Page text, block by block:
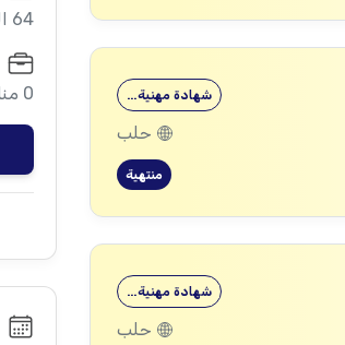
شهادة مهنية…
حلب
منتهية
شهادة مهنية…
حلب
64 الوظائف
0 مناقصة